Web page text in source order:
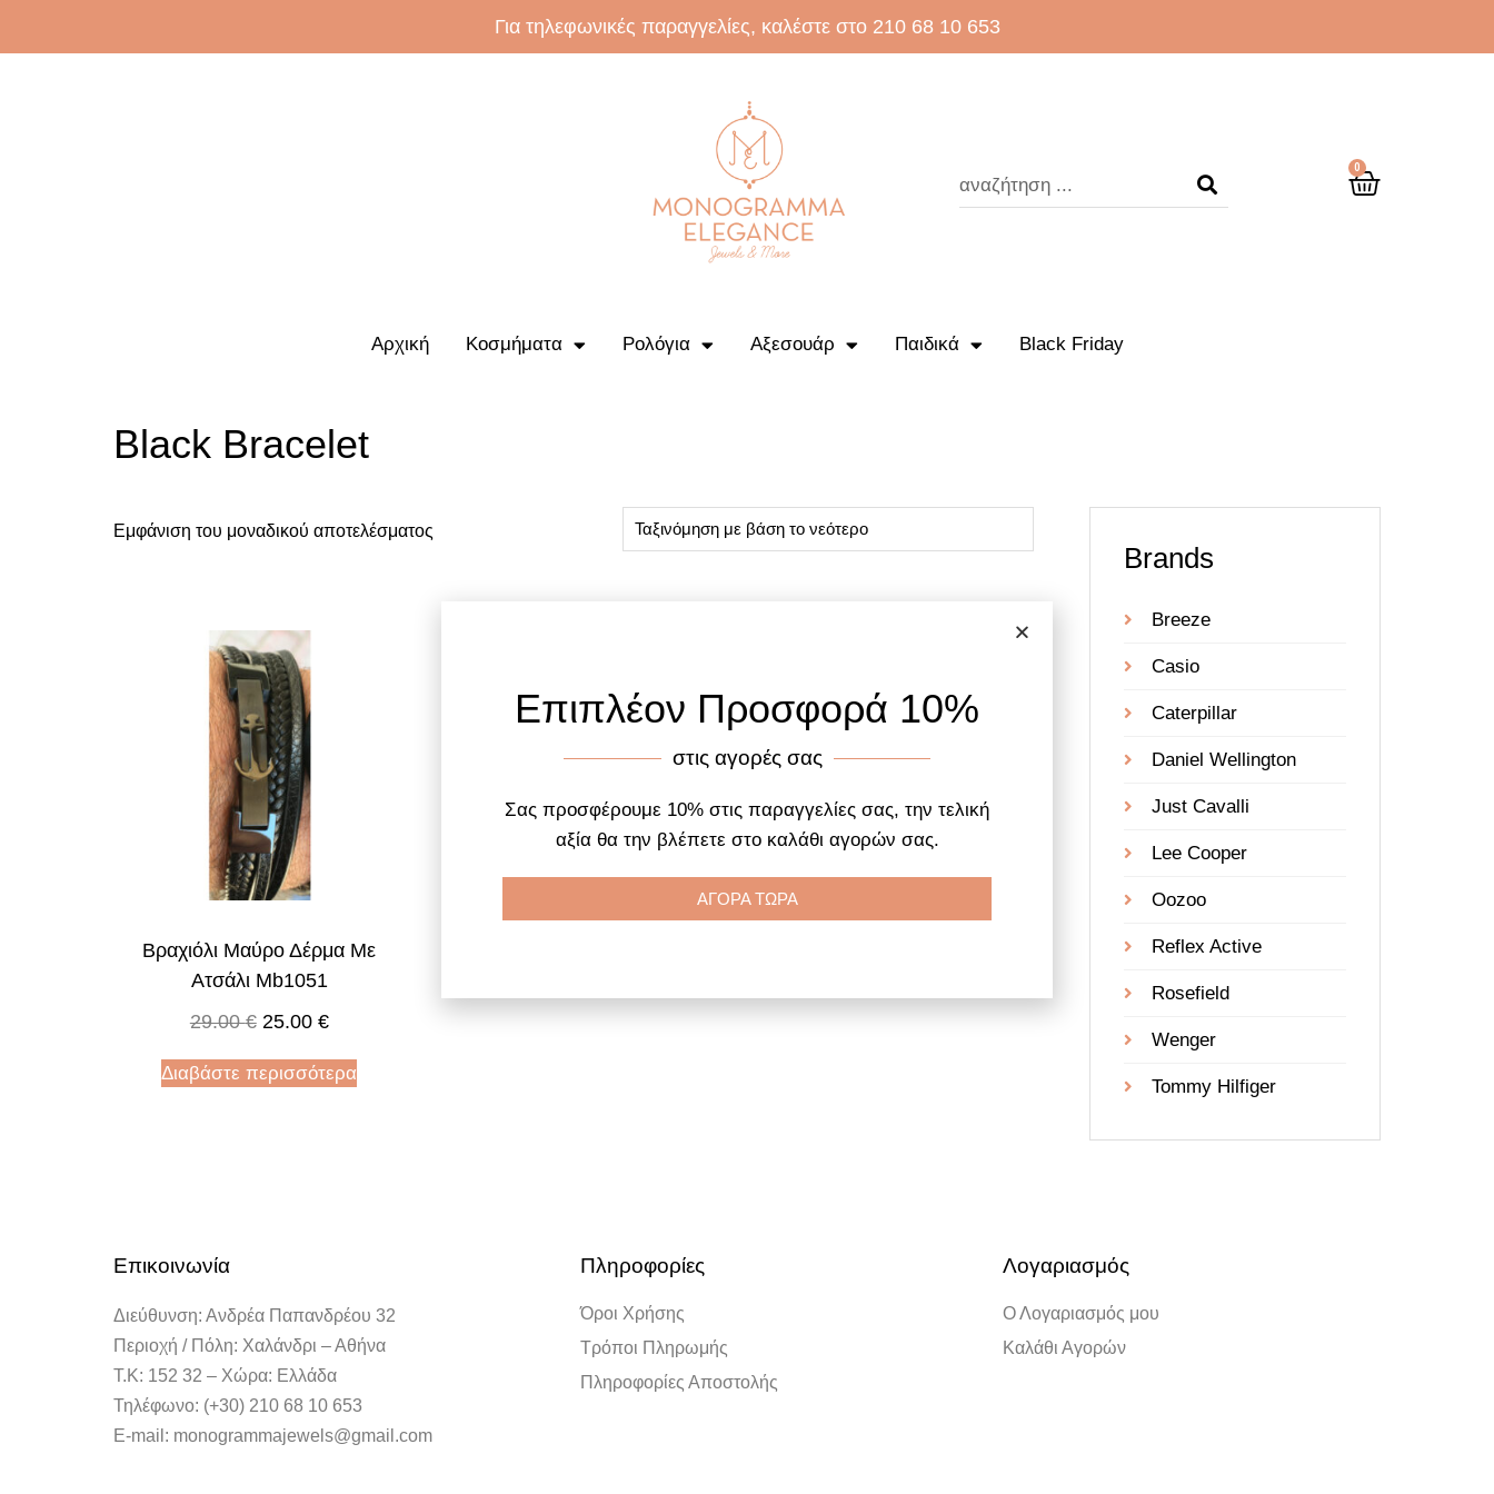
Για τηλεφωνικές παραγγελίες, καλέστε στο 210 68 10 653
0
Αρχική Κοσμήματα Ρολόγια Αξεσουάρ Παιδικά Black Friday
Black Bracelet
Εμφάνιση του μοναδικού αποτελέσματος
Βραχιόλι Μαύρο Δέρμα Με
Ατσάλι Mb1051
29.00€ 25.00 €
Διαβάστε περισσότερα
Brands
Breeze
Casio
Caterpillar
Daniel Wellington
Just Cavalli
Lee Cooper
Oozoo
Reflex Active
Rosefield
Wenger
Tommy Hilfiger
Επικοινωνία
Διεύθυνση: Ανδρέα Παπανδρέου 32
Περιοχή / Πόλη: Χαλάνδρι – Αθήνα
Τ.Κ: 152 32 – Χώρα: Ελλάδα
Τηλέφωνο: (+30) 210 68 10 653
E-mail: monogrammajewels@gmail.com
Πληροφορίες
Όροι Χρήσης
Τρόποι Πληρωμής
Πληροφορίες Αποστολής
Λογαριασμός
Ο Λογαριασμός μου
Καλάθι Αγορών
Επιπλέον Προσφορά 10%
στις αγορές σας
Σας προσφέρουμε 10% στις παραγγελίες σας, την τελική
αξία θα την βλέπετε στο καλάθι αγορών σας.
ΑΓΟΡΑ ΤΩΡΑ